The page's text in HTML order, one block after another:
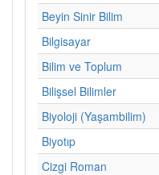
Beyin Sinir Bilim
Bilgisayar
Bilim ve Toplum
Bilişsel Bilimler
Biyoloji (Yaşambilim)
Biyotıp
Cizgi Roman